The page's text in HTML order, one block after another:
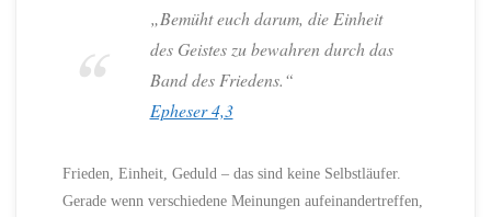
„Bemüht euch darum, die Einheit
des Geistes zu bewahren durch das
Band des Friedens.“
Epheser 4,3
Frieden, Einheit, Geduld – das sind keine Selbstläufer.
Gerade wenn verschiedene Meinungen aufeinandertreffen,